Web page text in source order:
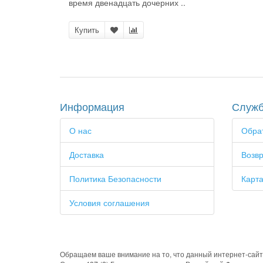
время двенадцать дочерних ..
Купить
Информация
О нас
Доставка
Политика Безопасности
Условия соглашения
Обращаем ваше внимание на то, что данный интернет-